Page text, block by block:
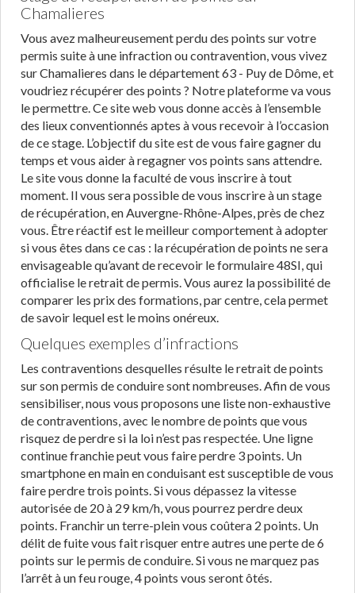
Chamalieres
Vous avez malheureusement perdu des points sur votre
permis suite à une infraction ou contravention, vous vivez
sur Chamalieres dans le département 63 - Puy de Dôme, et
voudriez récupérer des points ? Notre plateforme va vous
le permettre. Ce site web vous donne accès à l’ensemble
des lieux conventionnés aptes à vous recevoir à l’occasion
de ce stage. L’objectif du site est de vous faire gagner du
temps et vous aider à regagner vos points sans attendre.
Le site vous donne la faculté de vous inscrire à tout
moment. Il vous sera possible de vous inscrire à un stage
de récupération, en Auvergne-Rhône-Alpes, près de chez
vous. Être réactif est le meilleur comportement à adopter
si vous êtes dans ce cas : la récupération de points ne sera
envisageable qu’avant de recevoir le formulaire 48SI, qui
officialise le retrait de permis. Vous aurez la possibilité de
comparer les prix des formations, par centre, cela permet
de savoir lequel est le moins onéreux.
Quelques exemples d’infractions
Les contraventions desquelles résulte le retrait de points
sur son permis de conduire sont nombreuses. Afin de vous
sensibiliser, nous vous proposons une liste non-exhaustive
de contraventions, avec le nombre de points que vous
risquez de perdre si la loi n’est pas respectée. Une ligne
continue franchie peut vous faire perdre 3 points. Un
smartphone en main en conduisant est susceptible de vous
faire perdre trois points. Si vous dépassez la vitesse
autorisée de 20 à 29 km/h, vous pourrez perdre deux
points. Franchir un terre-plein vous coûtera 2 points. Un
délit de fuite vous fait risquer entre autres une perte de 6
points sur le permis de conduire. Si vous ne marquez pas
l’arrêt à un feu rouge, 4 points vous seront ôtés.